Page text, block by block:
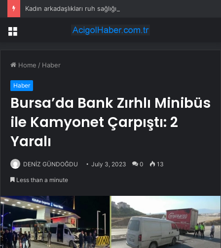
Kadın arkadaşlıkları ruh sağlığını güçlendiriyor
Menu
Home / Haber
Haber
Bursa’da Bank Zırhlı Minibüs
ile Kamyonet Çarpıştı: 2
Yaralı
DENİZ GÜNDOĞDU July 3, 2023 0 13
Less than a minute